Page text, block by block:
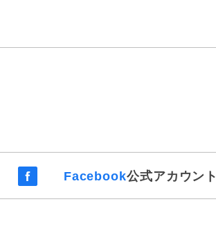
Facebook公式アカウント